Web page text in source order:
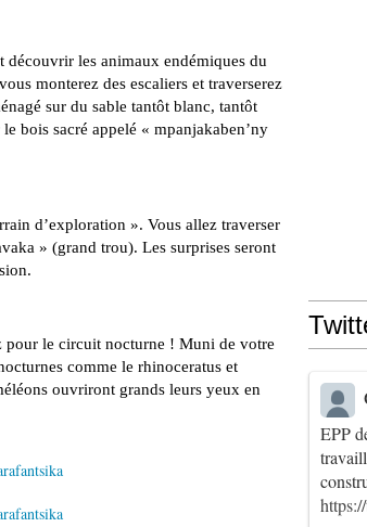
les animaux endémiques du
monterez des escaliers et traverserez
sur du sable tantôt blanc, tantôt
bois sacré appelé « mpanjakaben’ny
d’exploration ». Vous allez traverser
» (grand trou). Les surprises seront
pour le circuit nocturne ! Muni de votre
comme le rhinoceratus et
ouvriront grands leurs yeux en
EPP